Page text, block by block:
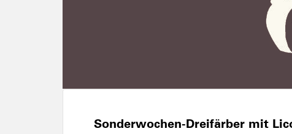
Sonderwochen-Dreifärber mit